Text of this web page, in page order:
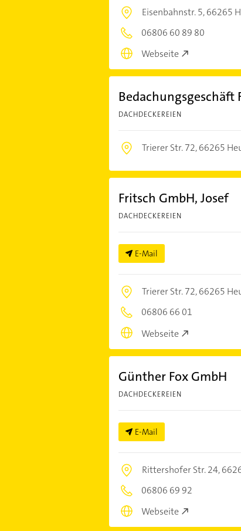
Eisenbahnstr. 5,66265
06806 60 89 80
Webseite
Bedachungsgeschäft
DACHDECKEREIEN
Trierer Str. 72,66265
Fritsch GmbH, Josef
DACHDECKEREIEN
E-Mail
Trierer Str. 72,66265
06806 66 01
Webseite
Günther Fox GmbH
DACHDECKEREIEN
E-Mail
Rittershofer Str. 24,
06806 69 92
Webseite